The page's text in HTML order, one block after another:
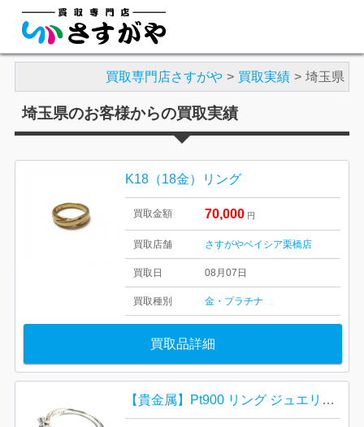
買取専門店さすがや 買取実績 埼玉県
埼玉県のお客様からの買取実績
K18（18金）リング
買取金額 70,000 円
買取店舗 さすがやベイシア栗橋店
買取日 08月07日
買取種別 金・プラチナ
買取品詳細
【貴金属】Pt900 リング ジュエリーの買取実績